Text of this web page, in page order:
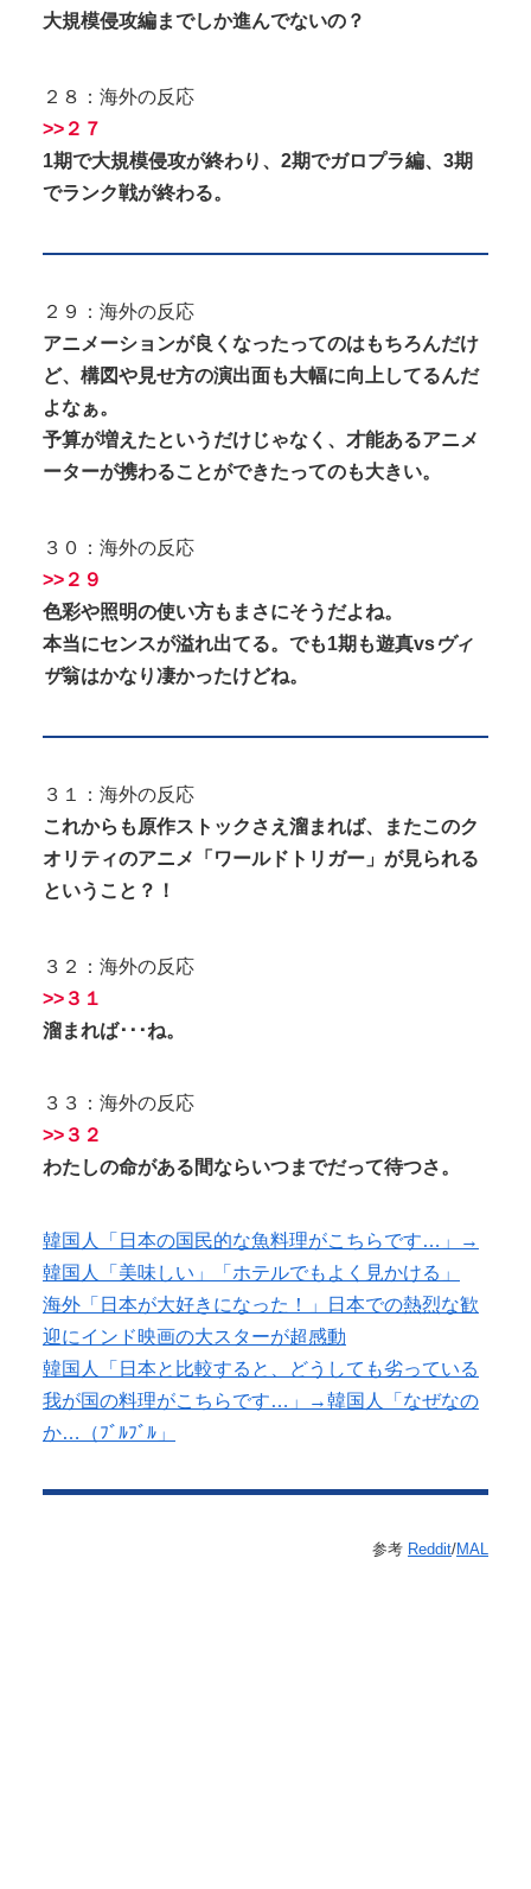
大規模侵攻編までしか進んでないの？
２８：海外の反応
>>２７
1期で大規模侵攻が終わり、2期でガロプラ編、3期
でランク戦が終わる。
２９：海外の反応
アニメーションが良くなったってのはもちろんだけ
ど、構図や見せ方の演出面も大幅に向上してるんだ
よなぁ。
予算が増えたというだけじゃなく、才能あるアニメ
ーターが携わることができたってのも大きい。
３０：海外の反応
>>２９
色彩や照明の使い方もまさにそうだよね。
本当にセンスが溢れ出てる。でも1期も遊真vsヴィ
ザ翁はかなり凄かったけどね。
３１：海外の反応
これからも原作ストックさえ溜まれば、またこのク
オリティのアニメ「ワールドトリガー」が見られる
ということ？！
３２：海外の反応
>>３１
溜まれば･･･ね。
３３：海外の反応
>>３２
わたしの命がある間ならいつまでだって待つさ。
韓国人「日本の国民的な魚料理がこちらです…」→
韓国人「美味しい」「ホテルでもよく見かける」
海外「日本が大好きになった！」日本での熱烈な歓
迎にインド映画の大スターが超感動
韓国人「日本と比較すると、どうしても劣っている
我が国の料理がこちらです…」→韓国人「なぜなの
か…（ﾌﾞﾙﾌﾞﾙ」
参考 Reddit/MAL